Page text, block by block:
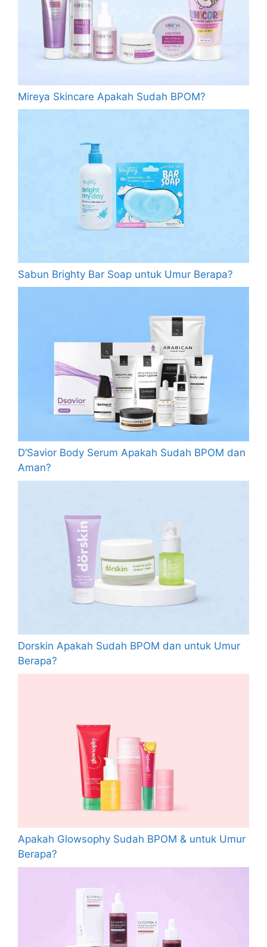
Mireya Skincare Apakah Sudah BPOM?
Sabun Brighty Bar Soap untuk Umur Berapa?
D’Savior Body Serum Apakah Sudah BPOM dan
Aman?
Dorskin Apakah Sudah BPOM dan untuk Umur
Berapa?
Apakah Glowsophy Sudah BPOM & untuk Umur
Berapa?